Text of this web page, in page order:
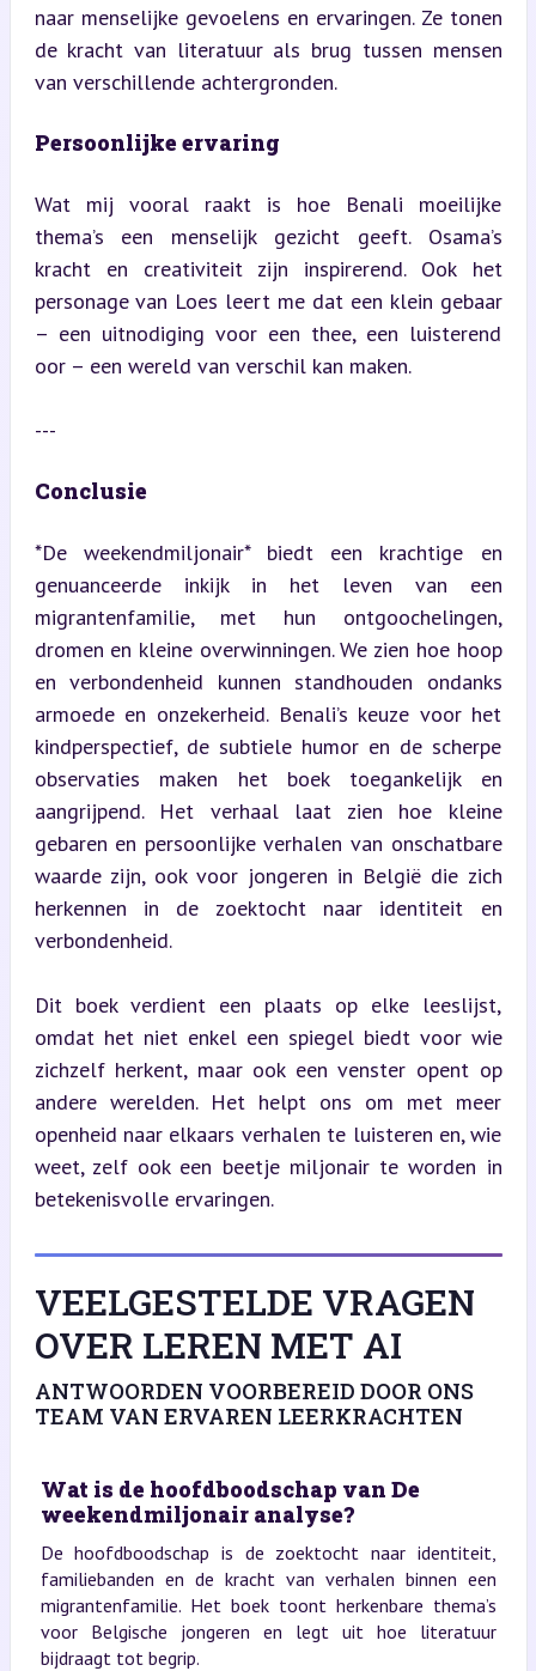
naar menselijke gevoelens en ervaringen. Ze tonen
de kracht van literatuur als brug tussen mensen
van verschillende achtergronden.
Persoonlijke ervaring
Wat mij vooral raakt is hoe Benali moeilijke
thema’s een menselijk gezicht geeft. Osama’s
kracht en creativiteit zijn inspirerend. Ook het
personage van Loes leert me dat een klein gebaar
– een uitnodiging voor een thee, een luisterend
oor – een wereld van verschil kan maken.
---
Conclusie
*De weekendmiljonair* biedt een krachtige en
genuanceerde inkijk in het leven van een
migrantenfamilie, met hun ontgoochelingen,
dromen en kleine overwinningen. We zien hoe hoop
en verbondenheid kunnen standhouden ondanks
armoede en onzekerheid. Benali’s keuze voor het
kindperspectief, de subtiele humor en de scherpe
observaties maken het boek toegankelijk en
aangrijpend. Het verhaal laat zien hoe kleine
gebaren en persoonlijke verhalen van onschatbare
waarde zijn, ook voor jongeren in België die zich
herkennen in de zoektocht naar identiteit en
verbondenheid.
Dit boek verdient een plaats op elke leeslijst,
omdat het niet enkel een spiegel biedt voor wie
zichzelf herkent, maar ook een venster opent op
andere werelden. Het helpt ons om met meer
openheid naar elkaars verhalen te luisteren en, wie
weet, zelf ook een beetje miljonair te worden in
betekenisvolle ervaringen.
VEELGESTELDE VRAGEN
OVER LEREN MET AI
ANTWOORDEN VOORBEREID DOOR ONS
TEAM VAN ERVAREN LEERKRACHTEN
Wat is de hoofdboodschap van De
weekendmiljonair analyse?
De hoofdboodschap is de zoektocht naar identiteit,
familiebanden en de kracht van verhalen binnen een
migrantenfamilie. Het boek toont herkenbare thema’s
voor Belgische jongeren en legt uit hoe literatuur
bijdraagt tot begrip.